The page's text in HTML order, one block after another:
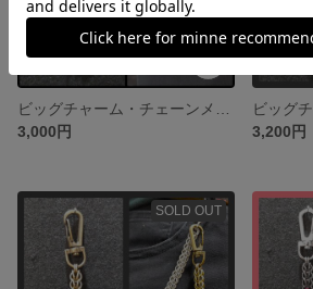
3,000円
3,200円
SOLD OUT